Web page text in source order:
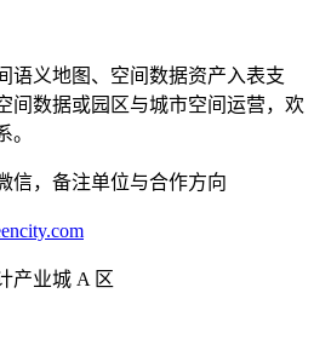
语义地图、空间数据资产入表支
间数据或园区与城市空间运营，欢
。
信，备注单位与合作方向
产业城 A 区